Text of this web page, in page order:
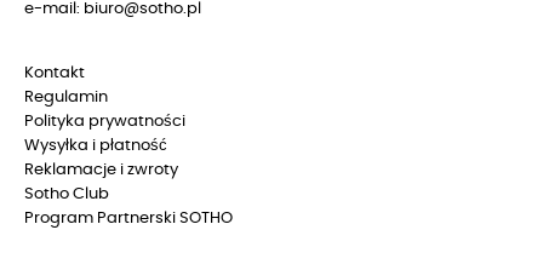
e-mail: biuro@sotho.pl
Kontakt
Regulamin
Polityka prywatności
Wysyłka i płatność
Reklamacje i zwroty
Sotho Club
Program Partnerski SOTHO